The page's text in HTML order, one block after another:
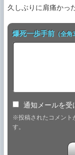
久しぶりに肩痛か
爆死一歩手前 （全角
通知メールを受
※投稿されたコメント
す。